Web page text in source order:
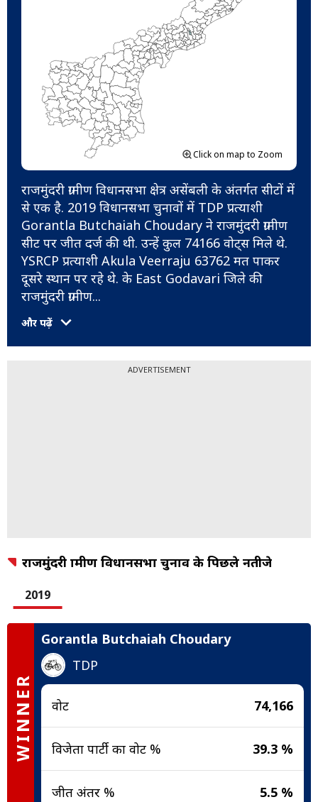
Click on map to Zoom
राजमुंंदरी ग्रामीण विधानसभा क्षेत्र असेंबली के अंतर्गत सीटों में
से एक है. 2019 विधानसभा चुनावों में TDP प्रत्याशी
Gorantla Butchaiah Choudary ने राजमुंंदरी ग्रामीण
सीट पर जीत दर्ज की थी. उन्हें कुल 74166 वोट्स मिले थे.
YSRCP प्रत्याशी Akula Veerraju 63762 मत पाकर
दूसरे स्थान पर रहे थे. के East Godavari जिले की
राजमुंंदरी ग्रामीण...
और पढ़ें
ADVERTISEMENT
राजमुंंदरी ग्रामीण विधानसभा चुनाव के पिछले नतीजे
2019
WINNER
Gorantla Butchaiah Choudary
TDP
वोट 74,166
विजेता पार्टी का वोट % 39.3 %
जीत अंतर % 5.5 %